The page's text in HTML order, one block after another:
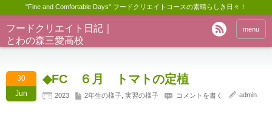
"Fine and Comfortable Days" フードクリエイトコースの素晴らしき日々！
フードクリエイト日記｜
とわの森三愛高校
menu
30
Jun
◆FC ６月 トマトの定植
2023 2年生の様子 実習の様子 コメントを書く admin